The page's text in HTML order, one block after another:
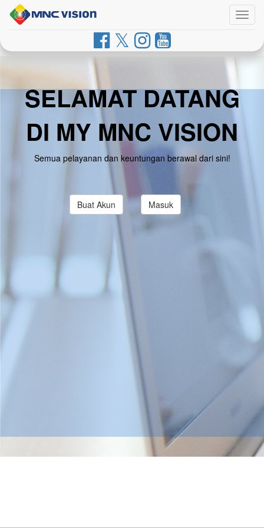
SELAMAT DATANG
DI MY MNC VISION
Semua pelayanan dan keuntungan berawal dari sini!
Buat Akun Masuk